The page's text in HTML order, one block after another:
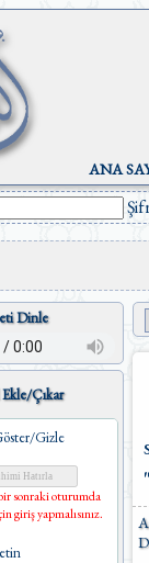
ANA
Dinle
Çıkar
Gizle
sonraki oturumda
giriş yapmalısınız.